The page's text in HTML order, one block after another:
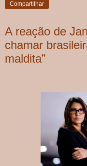
Compartilhar
A reação de
chamar
maldita”